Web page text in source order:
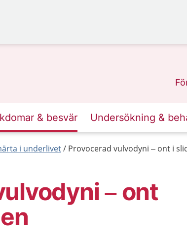
& besvär Undersökning &
i underlivet Provocerad vulvodyni – ont i
– ont